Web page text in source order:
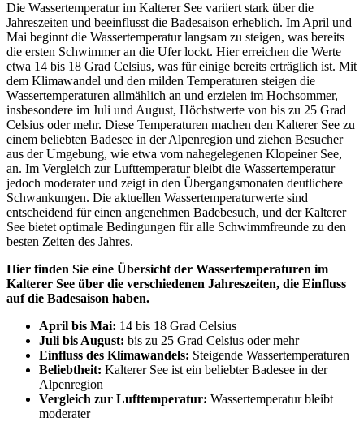
Die Wassertemperatur im Kalterer See variiert stark über die
Jahreszeiten und beeinflusst die Badesaison erheblich. Im April und
Mai beginnt die Wassertemperatur langsam zu steigen, was bereits
die ersten Schwimmer an die Ufer lockt. Hier erreichen die Werte
etwa 14 bis 18 Grad Celsius, was für einige bereits erträglich ist. Mit
dem Klimawandel und den milden Temperaturen steigen die
Wassertemperaturen allmählich an und erzielen im Hochsommer,
insbesondere im Juli und August, Höchstwerte von bis zu 25 Grad
Celsius oder mehr. Diese Temperaturen machen den Kalterer See zu
einem beliebten Badesee in der Alpenregion und ziehen Besucher
aus der Umgebung, wie etwa vom nahegelegenen Klopeiner See,
an. Im Vergleich zur Lufttemperatur bleibt die Wassertemperatur
jedoch moderater und zeigt in den Übergangsmonaten deutlichere
Schwankungen. Die aktuellen Wassertemperaturwerte sind
entscheidend für einen angenehmen Badebesuch, und der Kalterer
See bietet optimale Bedingungen für alle Schwimmfreunde zu den
besten Zeiten des Jahres.
Hier finden Sie eine Übersicht der Wassertemperaturen im
Kalterer See über die verschiedenen Jahreszeiten, die Einfluss
auf die Badesaison haben.
April bis Mai: 14 bis 18 Grad Celsius
Juli bis August: bis zu 25 Grad Celsius oder mehr
Einfluss des Klimawandels: Steigende Wassertemperaturen
Beliebtheit: Kalterer See ist ein beliebter Badesee in der
Alpenregion
Vergleich zur Lufttemperatur: Wassertemperatur bleibt
moderater